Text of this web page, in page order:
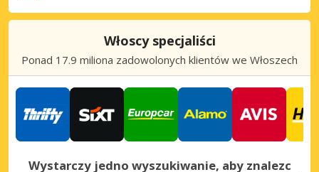
Włoscy specjaliści
Ponad 17.9 miliona zadowolonych klientów we Włoszech
Wystarczy jedno wyszukiwanie, aby znalezc